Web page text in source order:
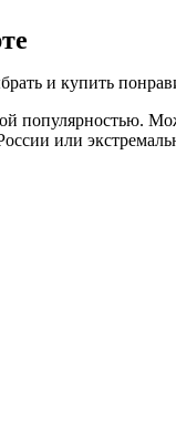
и купить
популярностью.
или